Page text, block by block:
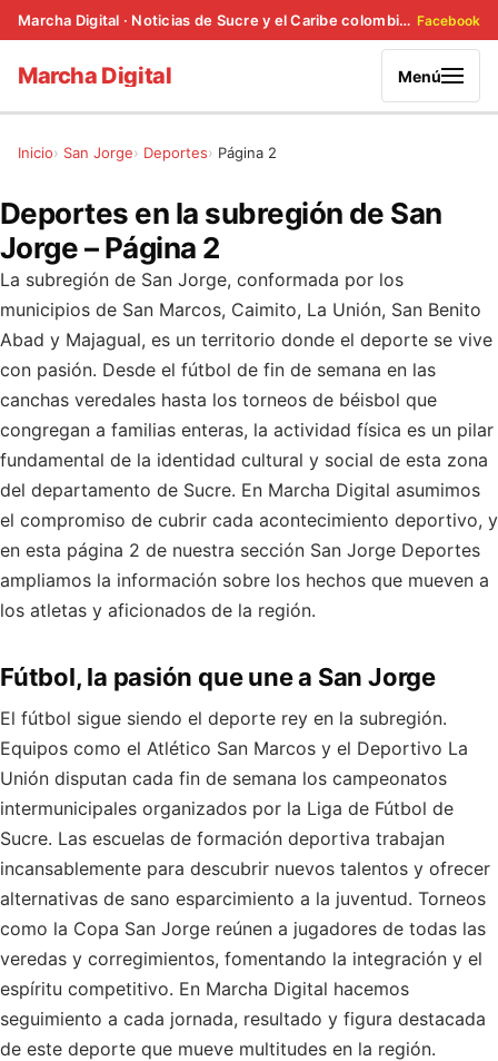
Marcha Digital · Noticias de Sucre y el Caribe colombiano Facebook
Marcha Digital Menú
Inicio San Jorge Deportes Página 2
Deportes en la subregión de San
Jorge – Página 2
La subregión de San Jorge, conformada por los
municipios de San Marcos, Caimito, La Unión, San Benito
Abad y Majagual, es un territorio donde el deporte se vive
con pasión. Desde el fútbol de fin de semana en las
canchas veredales hasta los torneos de béisbol que
congregan a familias enteras, la actividad física es un pilar
fundamental de la identidad cultural y social de esta zona
del departamento de Sucre. En Marcha Digital asumimos
el compromiso de cubrir cada acontecimiento deportivo, y
en esta página 2 de nuestra sección San Jorge Deportes
ampliamos la información sobre los hechos que mueven a
los atletas y aficionados de la región.
Fútbol, la pasión que une a San Jorge
El fútbol sigue siendo el deporte rey en la subregión.
Equipos como el Atlético San Marcos y el Deportivo La
Unión disputan cada fin de semana los campeonatos
intermunicipales organizados por la Liga de Fútbol de
Sucre. Las escuelas de formación deportiva trabajan
incansablemente para descubrir nuevos talentos y ofrecer
alternativas de sano esparcimiento a la juventud. Torneos
como la Copa San Jorge reúnen a jugadores de todas las
veredas y corregimientos, fomentando la integración y el
espíritu competitivo. En Marcha Digital hacemos
seguimiento a cada jornada, resultado y figura destacada
de este deporte que mueve multitudes en la región.